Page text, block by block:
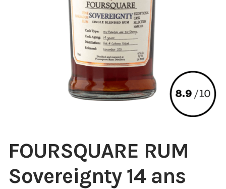
FOURSQUARE RUM
Sovereignty 14 ans